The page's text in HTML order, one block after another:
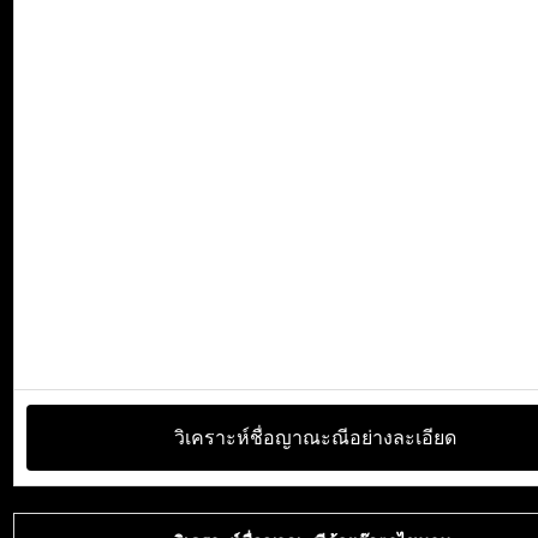
วิเคราะห์ชื่อญาณะณีอย่างละเอียด